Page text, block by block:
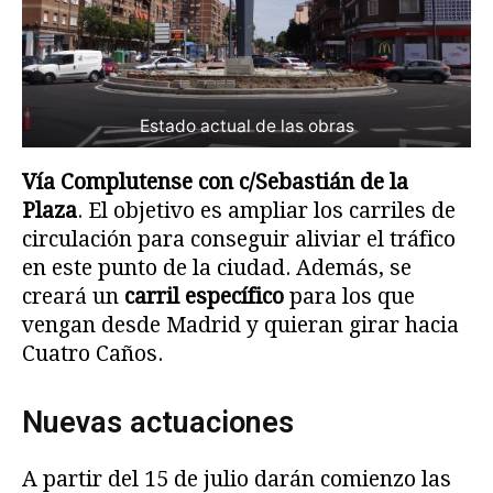
Estado actual de las obras
Vía Complutense con c/Sebastián de la
Plaza. El objetivo es ampliar los carriles de
circulación para conseguir aliviar el tráfico
en este punto de la ciudad. Además, se
creará un carril específico para los que
vengan desde Madrid y quieran girar hacia
Cuatro Caños.
Nuevas actuaciones
A partir del 15 de julio darán comienzo las